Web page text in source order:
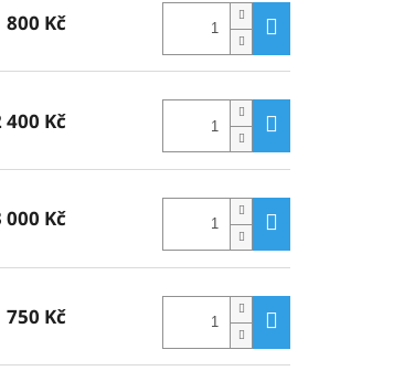
800 Kč
400 Kč
000 Kč
750 Kč